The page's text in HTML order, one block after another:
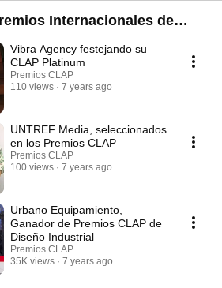
Internacionales de
Vibra Agency festejando su
CLAP Platinum
Premios CLAP
110 views
7 years ago
UNTREF Media, seleccionados
en los Premios CLAP
Premios CLAP
100 views
7 years ago
Urbano Equipamiento,
Ganador de Premios CLAP de
Diseño Industrial
Premios CLAP
35K views
7 years ago